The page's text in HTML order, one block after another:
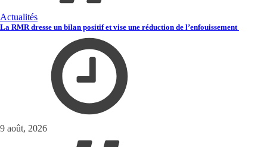
Actualités
La RMR dresse un bilan positif et vise une réduction de l’enfouissement
9 août, 2026